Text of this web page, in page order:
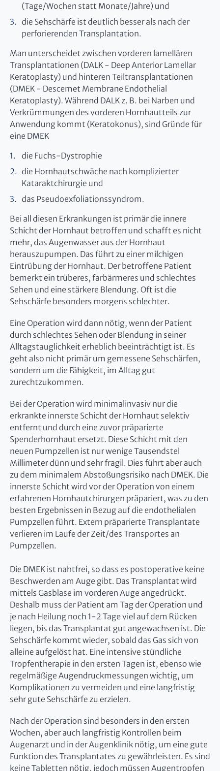
(Tage/Wochen statt Monate/Jahre) und
die Sehschärfe ist deutlich besser als nach der
perforierenden Transplantation.
Man unterscheidet zwischen vorderen lamellären
Transplantationen (DALK - Deep Anterior Lamellar
Keratoplasty) und hinteren Teiltransplantationen
(DMEK - Descemet Membrane Endothelial
Keratoplasty). Während DALK z. B. bei Narben und
Verkrümmungen des vorderen Hornhautteils zur
Anwendung kommt (Keratokonus), sind Gründe für
eine DMEK
die Fuchs-Dystrophie
die Hornhautschwäche nach komplizierter
Kataraktchirurgie und
das Pseudoexfoliationssyndrom.
Bei all diesen Erkrankungen ist primär die innere
Schicht der Hornhaut betroffen und schafft es nicht
mehr, das Augenwasser aus der Hornhaut
herauszupumpen. Das führt zu einer milchigen
Eintrübung der Hornhaut. Der betroffene Patient
bemerkt ein trüberes, farbärmeres und schlechtes
Sehen und eine stärkere Blendung. Oft ist die
Sehschärfe besonders morgens schlechter.
Eine Operation wird dann nötig, wenn der Patient
durch schlechtes Sehen oder Blendung in seiner
Alltagstauglichkeit erheblich beeinträchtigt ist. Es
geht also nicht primär um gemessene Sehschärfen,
sondern um die Fähigkeit, im Alltag gut
zurechtzukommen.
Bei der Operation wird minimalinvasiv nur die
erkrankte innerste Schicht der Hornhaut selektiv
entfernt und durch eine zuvor präparierte
Spenderhornhaut ersetzt. Diese Schicht mit den
neuen Pumpzellen ist nur wenige Tausendstel
Millimeter dünn und sehr fragil. Dies führt aber auch
zu dem minimalem Abstoßungsrisiko nach DMEK. Die
innerste Schicht wird vor der Operation von einem
erfahrenen Hornhautchirurgen präpariert, was zu den
besten Ergebnissen in Bezug auf die endothelialen
Pumpzellen führt. Extern präparierte Transplantate
verlieren im Laufe der Zeit/des Transportes an
Pumpzellen.
Die DMEK ist nahtfrei, so dass es postoperative keine
Beschwerden am Auge gibt. Das Transplantat wird
mittels Gasblase im vorderen Auge angedrückt.
Deshalb muss der Patient am Tag der Operation und
je nach Heilung noch 1-2 Tage viel auf dem Rücken
liegen, bis das Transplantat gut angewachsen ist. Die
Sehschärfe kommt wieder, sobald das Gas sich von
alleine aufgelöst hat. Eine intensive stündliche
Tropfentherapie in den ersten Tagen ist, ebenso wie
regelmäßige Augendruckmessungen wichtig, um
Komplikationen zu vermeiden und eine langfristig
sehr gute Sehschärfe zu erzielen.
Nach der Operation sind besonders in den ersten
Wochen, aber auch langfristig Kontrollen beim
Augenarzt und in der Augenklinik nötig, um eine gute
Funktion des Transplantates zu gewährleisten. Es sind
keine Tabletten nötig, jedoch müssen Augentropfen